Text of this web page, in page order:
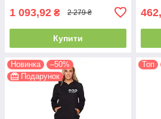
1 093,92 ₴ 2 279 ₴
Купити
Новинка
–50%
Подарунок
Топ